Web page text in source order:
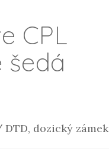
CPL
šedá
dozický zámek